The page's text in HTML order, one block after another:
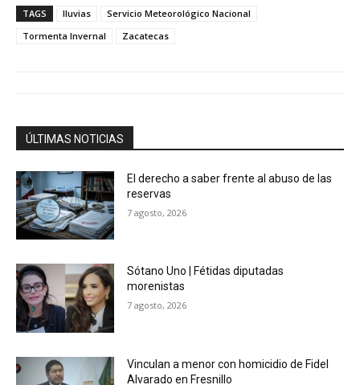
TAGS lluvias
Servicio Meteorológico Nacional
Tormenta Invernal
Zacatecas
ÚLTIMAS NOTICIAS
El derecho a saber frente al abuso de las
reservas
7 agosto, 2026
Sótano Uno | Fétidas diputadas
morenistas
7 agosto, 2026
Vinculan a menor con homicidio de Fidel
Alvarado en Fresnillo